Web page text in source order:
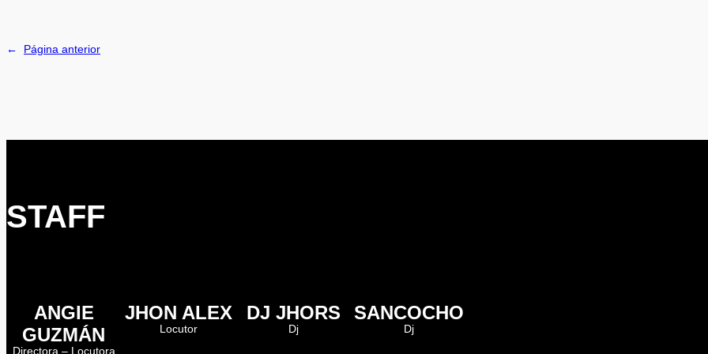
← Página anterior
STAFF
ANGIE
GUZMÁN
Directora – Locutora
JHON ALEX
Locutor
DJ JHORS
Dj
SANCOCHO
Dj